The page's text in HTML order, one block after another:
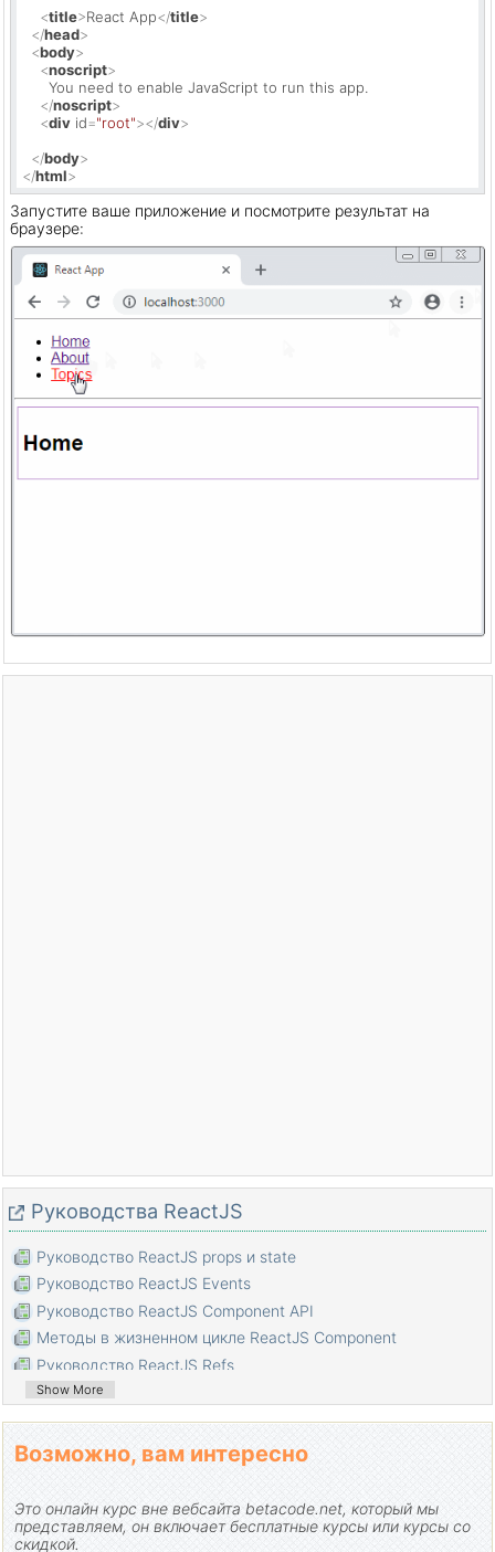
<title>React App</title>
</head>
<body>
<noscript>
      You need to enable JavaScript to run this app.
</noscript>
<div id="root"></div>
</body>
</html>
Запустите ваше приложение и посмотрите результат на
браузере:
Pуководства ReactJS
Руководство ReactJS props и state
Руководство ReactJS Events
Руководство ReactJS Component API
Методы в жизненном цикле ReactJS Component
Руководство ReactJS Refs
Руководство ReactJS Lists и Keys
Руководство ReactJS Form
Понимание ReactJS Router с примером на стороне клиента
Простой пример с React и Redux на стороне клиента
Руководство React-Transition-Group API
Show More
Возможно, вам интересно
Это онлайн курс вне вебсайта betacode.net, который мы
представляем, он включает бесплатные курсы или курсы со
скидкой.